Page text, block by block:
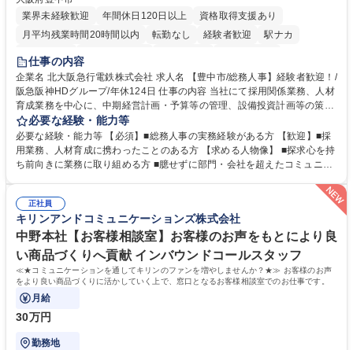
業界未経験歓迎
年間休日120日以上
資格取得支援あり
月平均残業時間20時間以内
転勤なし 経験者歓迎
駅ナカ
退職金あり
土日祝休み
服装自由 昼食補助あり 食事補助あり
仕事の内容
企業名 北大阪急行電鉄株式会社 求人名 【豊中市/総務人事】経験者歓迎！/
阪急阪神HDグループ/年休124日 仕事の内容 当社にて採用関係業務、人材
育成業務を中心に、中期経営計画・予算等の管理、設備投資計画等の策
定、さらに社内の重要会議の運営等、経営の根幹となる幅広い総務人事業
務全般を担当していただきます。 【主な業務内容】 ■採用関係業務および
人材育成(社員研修)業務の推進 ■中期経営計画および予算等の管理 ■設備
投資計画等の策定 ■社内の重要会議の運営 ■その他総務人事業務全般 【入
務人事】経験者歓迎！/阪急阪神HDグループ/年休124日
必要な経験・能力等
必要な経験・能力等 【必須】■総務人事の実務経験がある方 【歓迎】■採
用業務、人材育成に携わったことのある方 【求める人物像】 ■探求心を持
ち前向きに業務に取り組める方 ■臆せずに部門・会社を超えたコミュニケ
る当社で組織の次代を担うネクスト人材として長期的に成長したい方 ■周
囲のメンバーと協調しつつ主体性を持って能動的に業務を推進できる方 学
歴・資格 学歴：大学院 大学 高専 短大 専修学校 高校 語学力： 資格：
正社員
キリンアンドコミュニケーションズ株式会社
中野本社【お客様相談室】お客様のお声をもとにより良
い商品づくりへ貢献 インバウンドコールスタッフ
≪★コミュニケーションを通してキリンのファンを増やしませんか？★≫ お客様のお声
をより良い商品づくりに活かしていく上で、窓口となるお客様相談室でのお仕事です。
月給
30万円
勤務地